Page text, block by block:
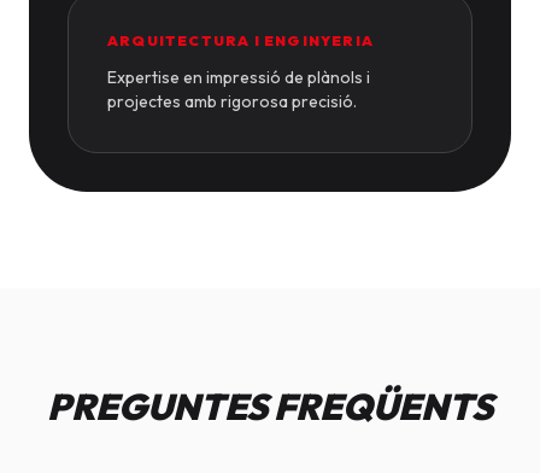
ARQUITECTURA I ENGINYERIA
Expertise en impressió de plànols i
projectes amb rigorosa precisió.
PREGUNTES FREQÜENTS